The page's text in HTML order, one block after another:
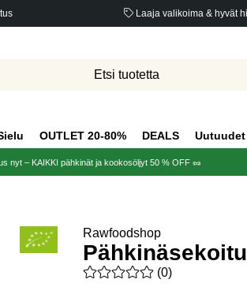
Laaja valikoima & hyvät
OUTLET 20-80% DEALS Uutuudet
nyt – KAIKKI pähkinät ja kookosöljyt 50 % OFF 🥜
Rawfoodshop
Keskiarvoluokitus 0 / 5
(0)